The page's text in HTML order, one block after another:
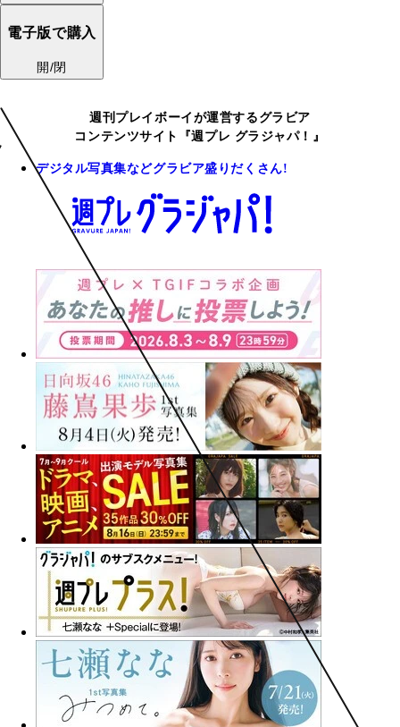
電子版で購入
開/閉
週刊プレイボーイが運営するグラビア
コンテンツサイト『週プレ グラジャパ！』
デジタル写真集などグラビア盛りだくさん!